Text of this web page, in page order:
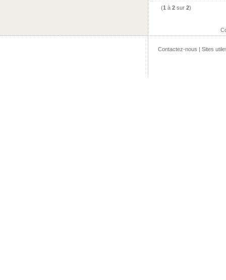
(1 à 2 sur 2)
Contactez-nous | Sites